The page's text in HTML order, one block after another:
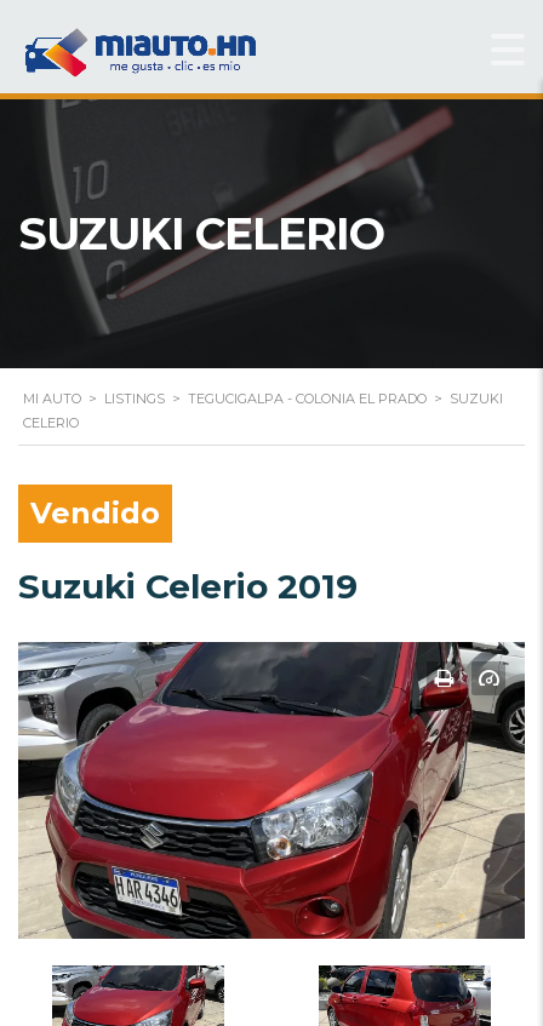
SUZUKI CELERIO
MI AUTO > LISTINGS > TEGUCIGALPA - COLONIA EL PRADO > SUZUKI
CELERIO
Vendido
Suzuki Celerio 2019